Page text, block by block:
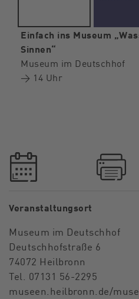
Einfach ins Museum
Sinnen“
Museum im Deutschhof
→ 14 Uhr
Veranstaltungsort
Museum im Deutschhof
Deutschhofstraße 6
74072 Heilbronn
Tel. 07131 56-2295
museen.heilbronn.de/